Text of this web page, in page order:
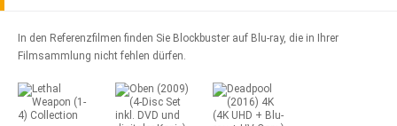
In den Referenzfilmen finden Sie Blockbuster auf Blu-ray, die in Ihrer
Filmsammlung nicht fehlen dürfen.